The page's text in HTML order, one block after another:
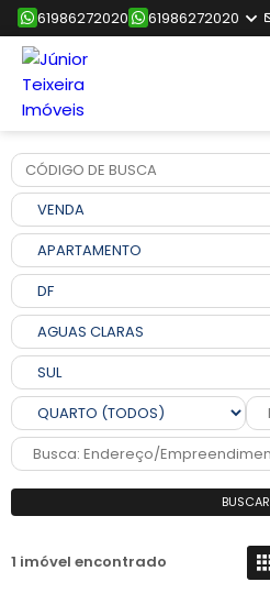
61986272020 61986272020
BUSCAR
1 imóvel encontrado